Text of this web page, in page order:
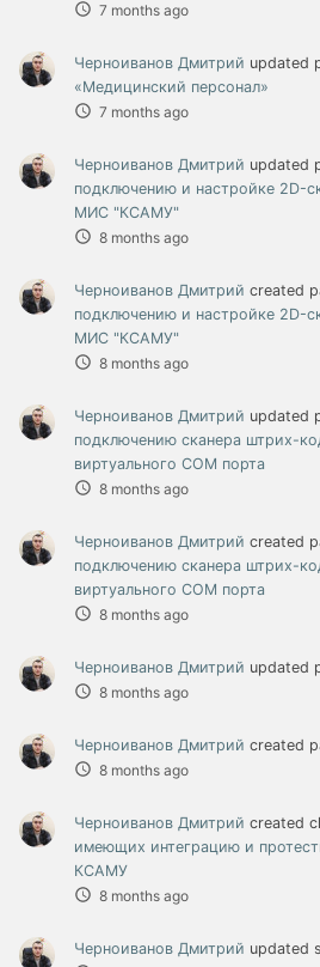
7 months ago
Черноиванов Дмитрий updated
«Медицинский персонал»
7 months ago
Черноиванов Дмитрий updated
подключению и настройке 2D-
МИС "КСАМУ"
8 months ago
Черноиванов Дмитрий created
подключению и настройке 2D-
МИС "КСАМУ"
8 months ago
Черноиванов Дмитрий updated
подключению сканера штрих-
виртуального COM порта
8 months ago
Черноиванов Дмитрий created
подключению сканера штрих-
виртуального COM порта
8 months ago
Черноиванов Дмитрий updated
8 months ago
Черноиванов Дмитрий created
8 months ago
Черноиванов Дмитрий created
имеющих интеграцию и
КСАМУ
8 months ago
Черноиванов Дмитрий updated